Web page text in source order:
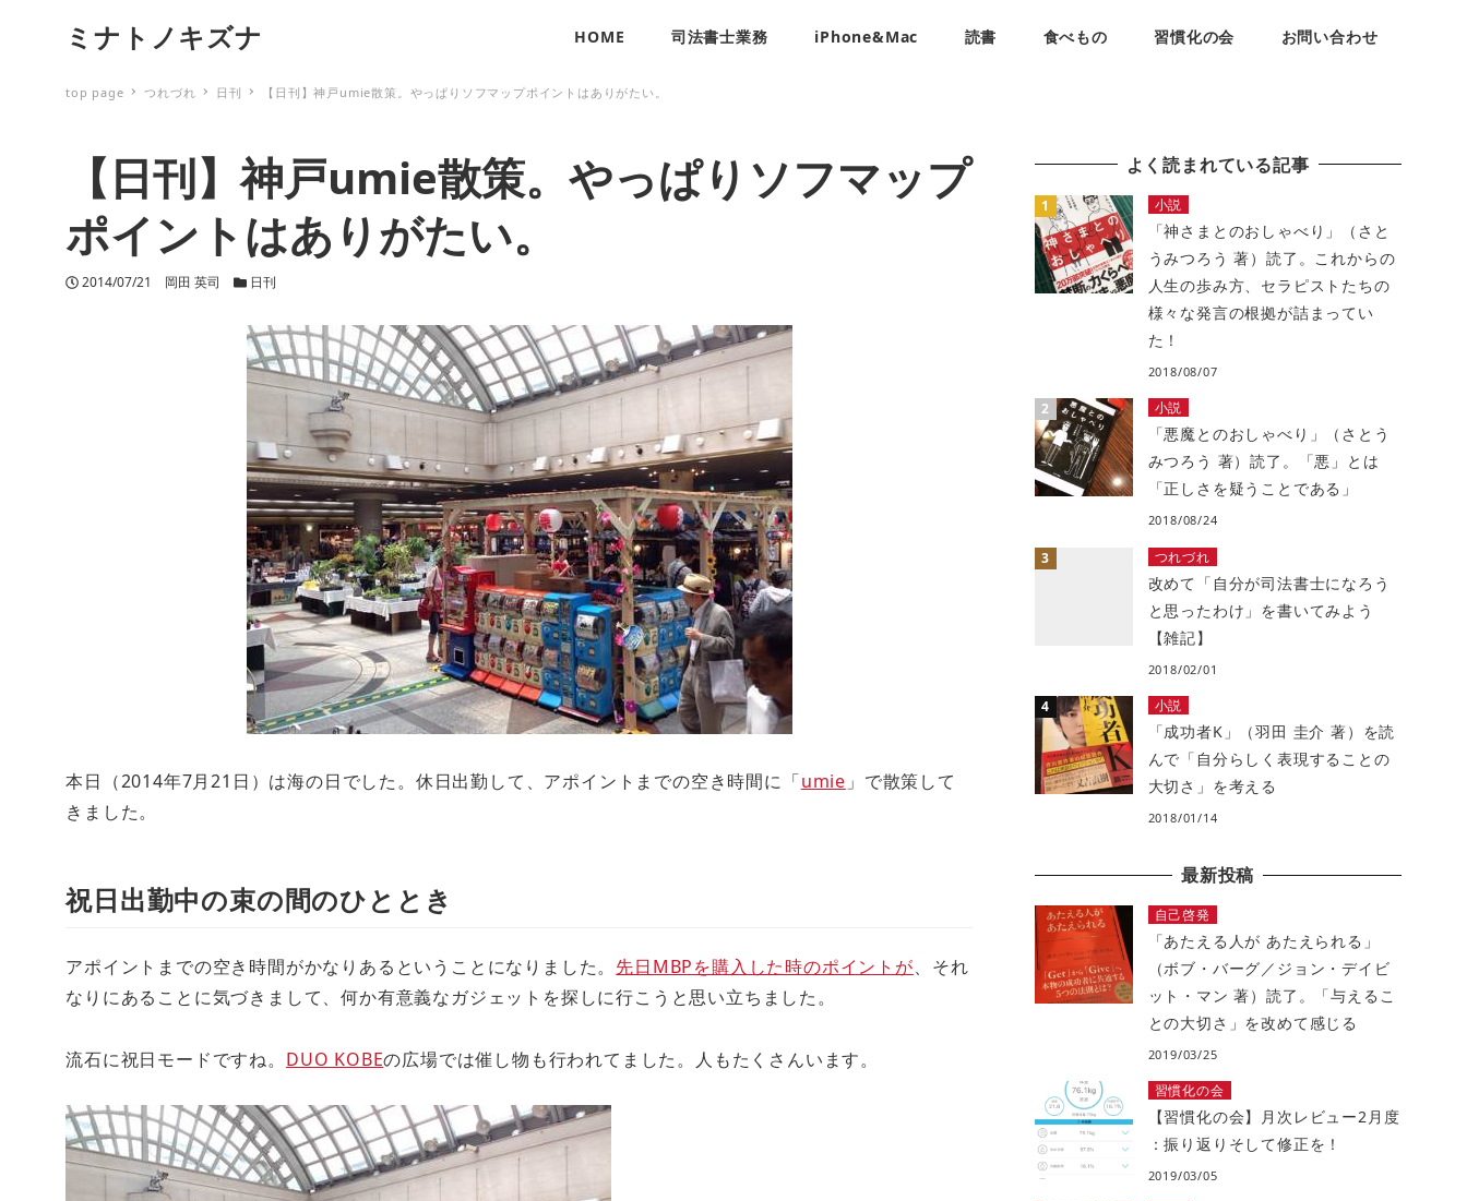
ミナトノキズナ HOME 司法書士業務 iPhone&Mac 読書 食べもの 習慣化の会 お問い合わせ
top page つれづれ 日刊 【日刊】神戸umie散策。やっぱりソフマップポイントはありがたい。
【日刊】神戸umie散策。やっぱりソフマップ
ポイントはありがたい。
投稿日
2014/07/21 著者
岡田 英司 カテゴリー
日刊
本日（2014年7月21日）は海の日でした。休日出勤して、アポイントまでの空き時間に「umie 」で散策して
きました。
祝日出勤中の束の間のひととき
アポイントまでの空き時間がかなりあるということになりました。 先日MBPを購入した時のポイントが、それ
なりにあることに気づきまして、何か有意義なガジェットを探しに行こうと思い立ちました。
流石に祝日モードですね。 DUO KOBEの広場では催し物も行われてました。人もたくさんいます。
よく読まれている記事
小説
「神さまとのおしゃべり」（さと
うみつろう 著）読了。これからの
人生の歩み方、セラピストたちの
様々な発言の根拠が詰まってい
た！
2018/08/07
小説
「悪魔とのおしゃべり」（さとう
みつろう 著）読了。「悪」とは
「正しさを疑うことである」
2018/08/24
つれづれ
改めて「自分が司法書士になろう
と思ったわけ」を書いてみよう
【雑記】
2018/02/01
小説
「成功者K」（羽田 圭介 著）を読
んで「自分らしく表現することの
大切さ」を考える
2018/01/14
最新投稿
自己啓発
「あたえる人が あたえられる」
（ボブ・バーグ／ジョン・デイビ
ット・マン 著）読了。「与えるこ
との大切さ」を改めて感じる
2019/03/25
習慣化の会
【習慣化の会】月次レビュー2月度
：振り返りそして修正を！
2019/03/05